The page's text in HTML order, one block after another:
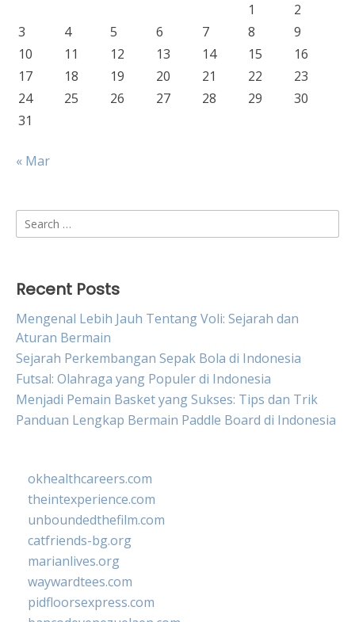
1
2
3
4 5 6 7 8
9
10
11 12 13 14 15
16
17
18 19 20 21 22
23
24
25 26 27 28 29
30
31
« Mar
Search
for:
Recent Posts
Mengenal Lebih Jauh Tentang Voli: Sejarah dan
Aturan Bermain
Sejarah Perkembangan Sepak Bola di Indonesia
Futsal: Olahraga yang Populer di Indonesia
Menjadi Pemain Basket yang Sukses: Tips dan Trik
Panduan Lengkap Bermain Paddle Board di Indonesia
okhealthcareers.com
theintexperience.com
unboundedthefilm.com
catfriends-bg.org
marianlives.org
waywardtees.com
pidfloorsexpress.com